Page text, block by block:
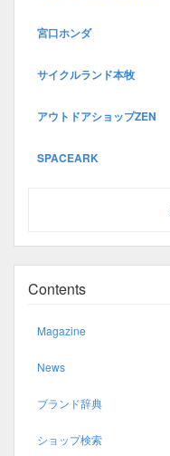
宮口ホンダ
サイクルランド本牧
アウトドアショップZEN
SPACEARK
Contents
Magazine
News
ブランド辞典
ショップ検索